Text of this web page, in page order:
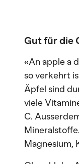
Gut für die
«An apple a
so verkehrt
Äpfel sind
viele
C.
Magnesium,